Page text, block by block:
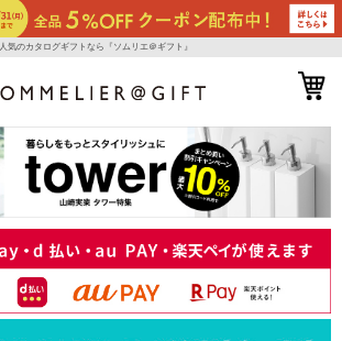
人気のカタログギフトなら『ソムリエ＠ギフト』